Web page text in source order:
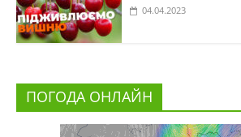
04.04.2023
ПОГОДА ОНЛАЙН